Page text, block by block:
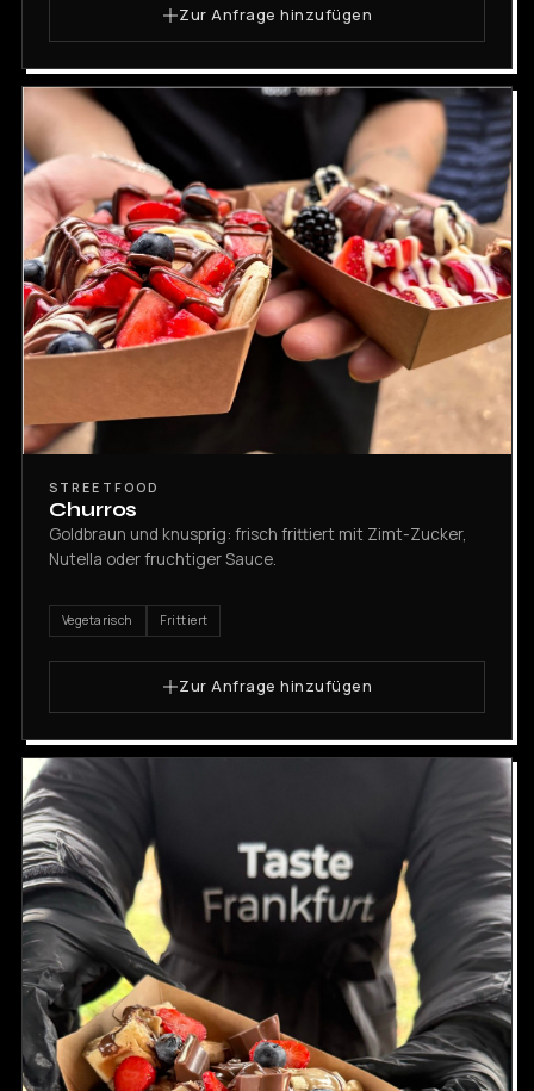
Zur Anfrage hinzufügen
STREETFOOD
Churros
Goldbraun und knusprig: frisch frittiert mit Zimt-Zucker,
Nutella oder fruchtiger Sauce.
Vegetarisch Frittiert
Zur Anfrage hinzufügen